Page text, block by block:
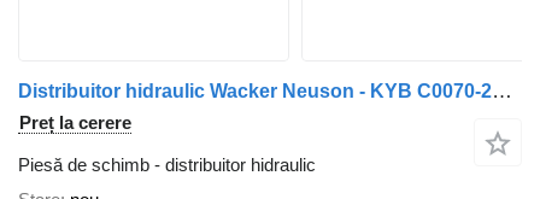
Distribuitor hidraulic Wacker Neuson - KYB C0070-23914-Valve/Ventile/Ventiel
Preț la cerere
Piesă de schimb - distribuitor hidraulic